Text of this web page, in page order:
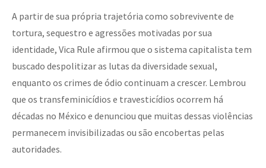
A partir de sua própria trajetória como sobrevivente de
tortura, sequestro e agressões motivadas por sua
identidade, Vica Rule afirmou que o sistema capitalista tem
buscado despolitizar as lutas da diversidade sexual,
enquanto os crimes de ódio continuam a crescer. Lembrou
que os transfeminicídios e travesticídios ocorrem há
décadas no México e denunciou que muitas dessas violências
permanecem invisibilizadas ou são encobertas pelas
autoridades.